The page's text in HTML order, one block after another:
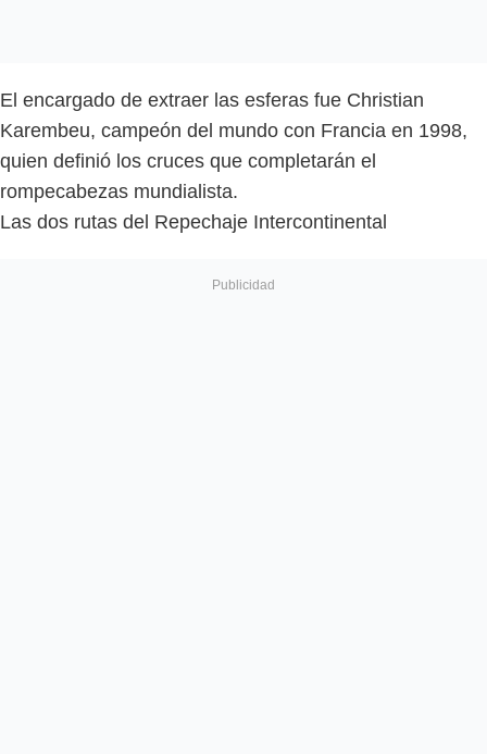
El encargado de extraer las esferas fue Christian
Karembeu, campeón del mundo con Francia en 1998,
quien definió los cruces que completarán el
rompecabezas mundialista.
Las dos rutas del Repechaje Intercontinental